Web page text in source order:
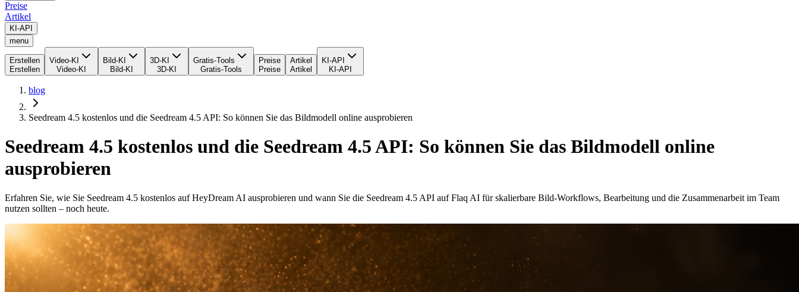
Preise
Artikel
KI-API
menu
Erstellen
Erstellen
Video-KI
Video-KI
Bild-KI
Bild-KI
3D-KI
3D-KI
Gratis-Tools
Gratis-Tools
Preise
Preise
Artikel
Artikel
KI-API
KI-API
blog
Seedream 4.5 kostenlos und die Seedream 4.5 API: So können Sie das Bildmodell online ausprobieren
Seedream 4.5 kostenlos und die Seedream 4.5 API: So können Sie das Bildmodell online
ausprobieren
Erfahren Sie, wie Sie Seedream 4.5 kostenlos auf HeyDream AI ausprobieren und wann Sie die Seedream 4.5 API auf Flaq AI für skalierbare Bild-Workflows, Bearbeitung und die Zusammenarbeit im Team
nutzen sollten – noch heute.